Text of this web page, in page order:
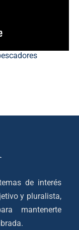
de interés
y pluralista,
mantenerte